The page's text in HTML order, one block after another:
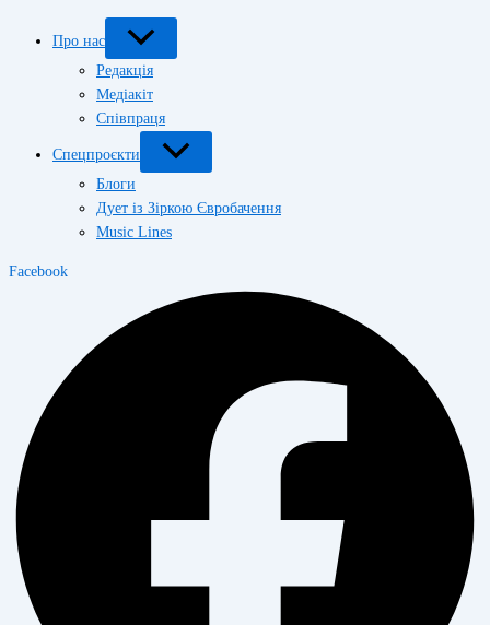
Про нас
Редакція
Медіакіт
Співпраця
Спецпроєкти
Блоги
Дует із Зіркою Євробачення
Music Lines
Facebook